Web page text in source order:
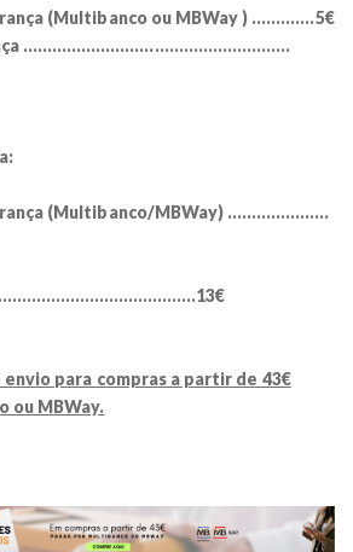
(Multibanco ou MBWay ) ………….5€
……………………………………………….
(Multibanco/MBWay) …………………
para compras a partir de 43€
ou MBWay.